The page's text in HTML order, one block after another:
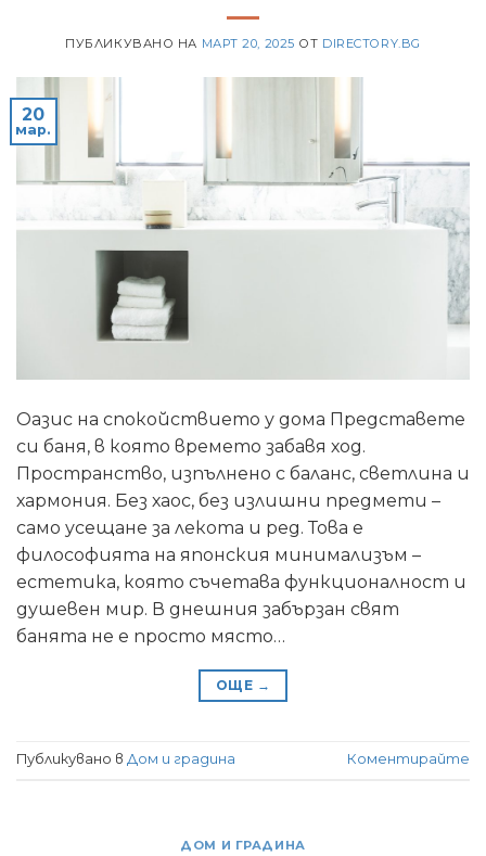
ПУБЛИКУВАНО НА МАРТ 20, 2025 ОТ DIRECTORY.BG
20
мар.
Оазис на спокойствието у дома Представете
си баня, в която времето забавя ход.
Пространство, изпълнено с баланс, светлина и
хармония. Без хаос, без излишни предмети –
само усещане за лекота и ред. Това е
философията на японския минимализъм –
естетика, която съчетава функционалност и
душевен мир. В днешния забързан свят
банята не е просто място…
ОЩЕ →
Публикувано в Дом и градина Коментирайте
ДОМ И ГРАДИНА